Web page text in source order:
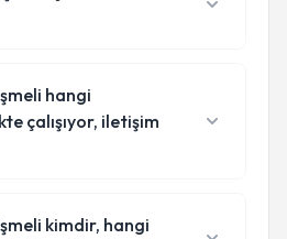
hangi
çalışıyor, iletişim
kimdir, hangi